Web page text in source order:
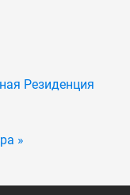
Резиденция
»